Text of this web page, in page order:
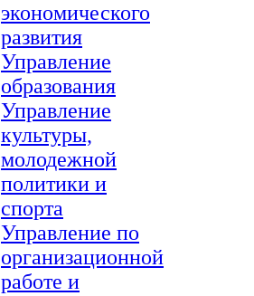
экономического
развития
Управление
образования
Управление
культуры,
молодежной
политики и
спорта
Управление по
организационной
работе и